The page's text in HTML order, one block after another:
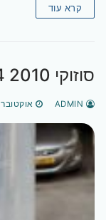
קרא עוד
סוזוקי sx4 2010 – החלפת נוזל קירור
אוקטובר 9, 2018